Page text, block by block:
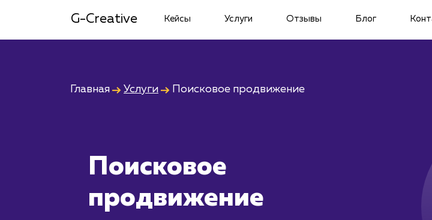
G-Creative Кейсы Услуги Отзывы Блог
Главная Услуги Поисковое продвижение
Поисковое
продвижение